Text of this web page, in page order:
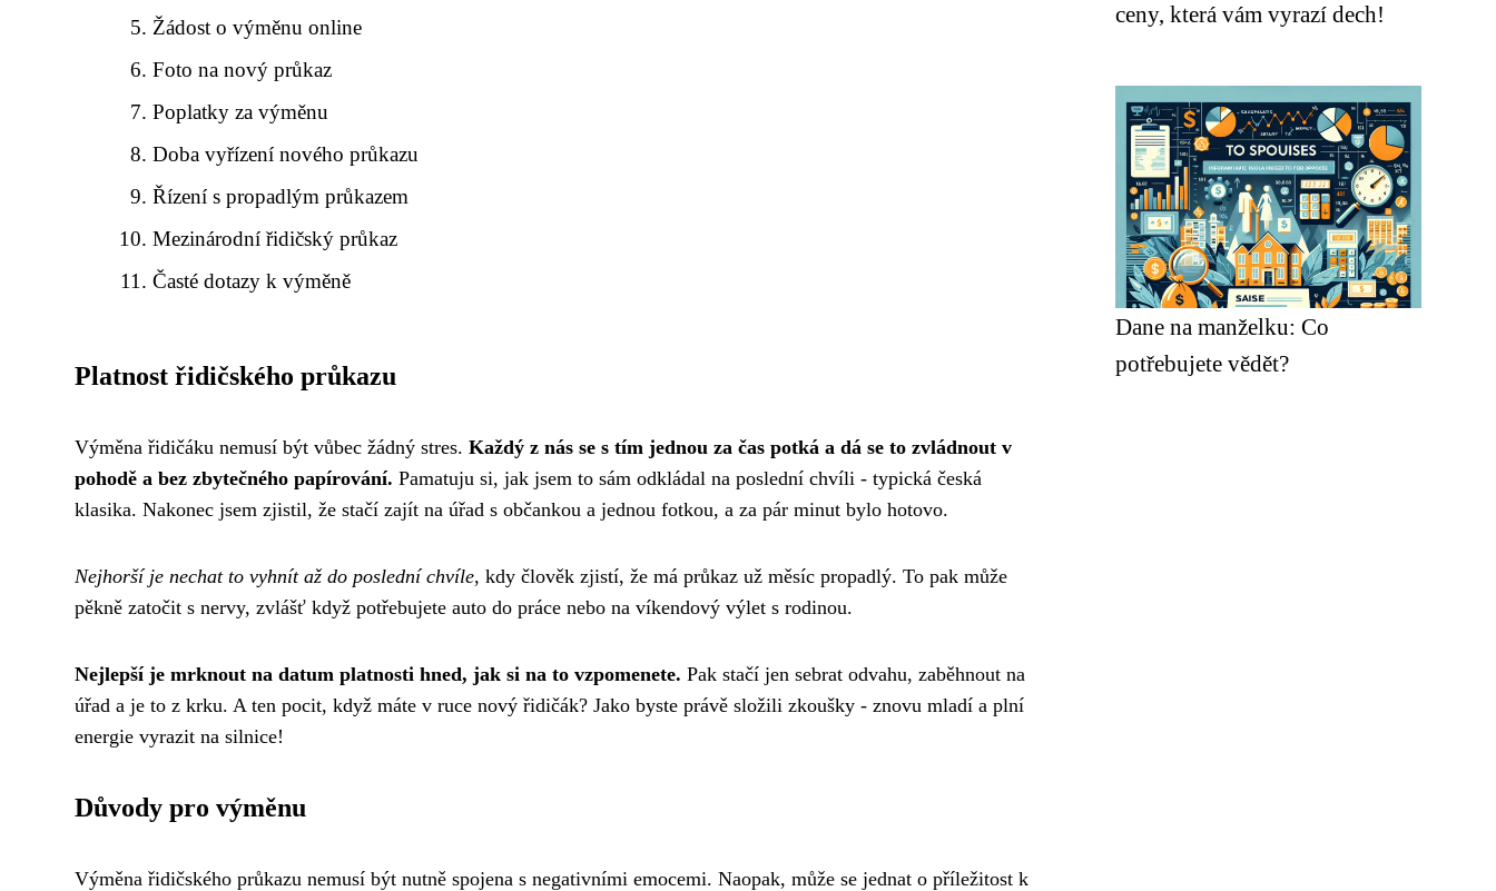
Žádost o výměnu online
Foto na nový průkaz
Poplatky za výměnu
Doba vyřízení nového průkazu
Řízení s propadlým průkazem
Mezinárodní řidičský průkaz
Časté dotazy k výměně
Platnost řidičského průkazu
Výměna řidičáku nemusí být vůbec žádný stres. Každý z nás se s tím jednou za čas potká a dá se to zvládnout v
pohodě a bez zbytečného papírování. Pamatuju si, jak jsem to sám odkládal na poslední chvíli - typická česká
klasika. Nakonec jsem zjistil, že stačí zajít na úřad s občankou a jednou fotkou, a za pár minut bylo hotovo.
Nejhorší je nechat to vyhnít až do poslední chvíle, kdy člověk zjistí, že má průkaz už měsíc propadlý. To pak může
pěkně zatočit s nervy, zvlášť když potřebujete auto do práce nebo na víkendový výlet s rodinou.
Nejlepší je mrknout na datum platnosti hned, jak si na to vzpomenete. Pak stačí jen sebrat odvahu, zaběhnout na
úřad a je to z krku. A ten pocit, když máte v ruce nový řidičák? Jako byste právě složili zkoušky - znovu mladí a plní
energie vyrazit na silnice!
Důvody pro výměnu
Výměna řidičského průkazu nemusí být nutně spojena s negativními emocemi. Naopak, může se jednat o příležitost k
ceny, která vám vyrazí dech!
Dane na manželku: Co
potřebujete vědět?